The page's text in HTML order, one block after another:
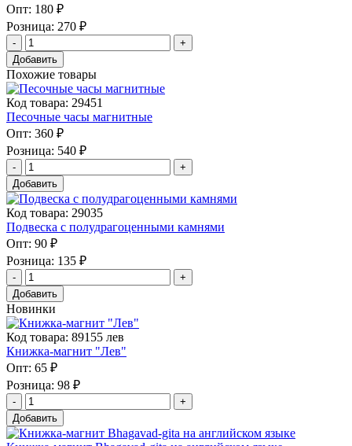
Опт: 180 ₽
Розница: 270 ₽
Добавить
Похожие товары
Код товара: 29451
Песочные часы магнитные
Опт: 360 ₽
Розница: 540 ₽
Добавить
Код товара: 29035
Подвеска с полудрагоценными камнями
Опт: 90 ₽
Розница: 135 ₽
Добавить
Новинки
Код товара: 89155 лев
Книжка-магнит "Лев"
Опт: 65 ₽
Розница: 98 ₽
Добавить